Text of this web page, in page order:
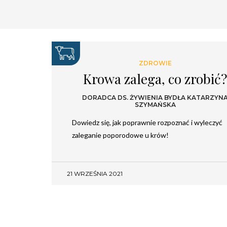
ZDROWIE
Krowa zalega, co zrobić?
DORADCA DS. ŻYWIENIA BYDŁA
SZYMAŃSKA
Dowiedz się, jak poprawnie rozpoznać i wyleczyć
zaleganie poporodowe u krów!
21 WRZEŚNIA 2021